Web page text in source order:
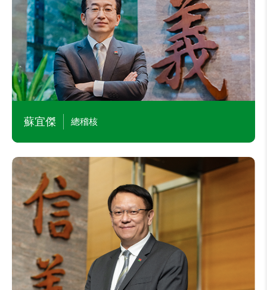
蘇宜傑 總稽核
松瀚科技股份有限公司稽核主管
勤業眾信聯合會計師 審計組副理
交通大學經營管理研究所碩士
中興大學法商學院會計學士
中華民國會計師考試及格
林俊安
公共事務部副總經理
東森新聞雲資深副總編輯、處長
蘋果日報執行副總編輯
遠東科技大學機械工程系材料組